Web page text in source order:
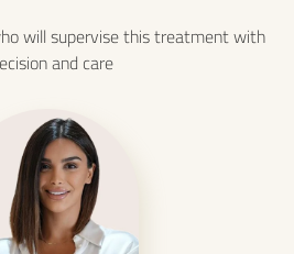
will supervise this treatment with
and care.